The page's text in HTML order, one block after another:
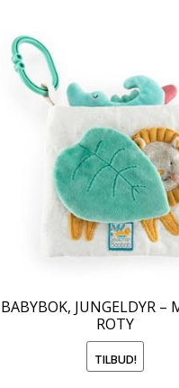
BABYBOK, JUNGELDYR –
ROTY
TILBUD!